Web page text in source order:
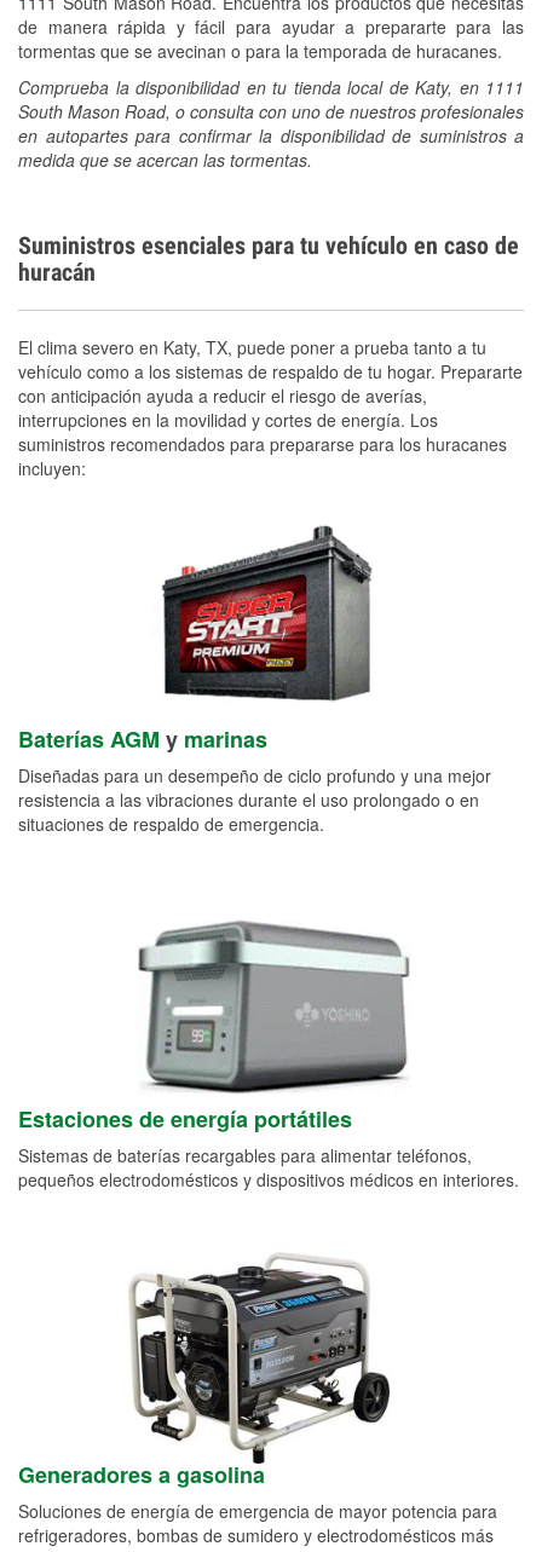
de manera rápida y fácil para ayudar a prepararte para las
tormentas que se avecinan o para la temporada de huracanes.
Comprueba la disponibilidad en tu tienda local de Katy, en 1111
South Mason Road, o consulta con uno de nuestros profesionales
en autopartes para confirmar la disponibilidad de suministros a
medida que se acercan las tormentas.
Suministros esenciales para tu vehículo en caso de
huracán
El clima severo en Katy, TX, puede poner a prueba tanto a tu
vehículo como a los sistemas de respaldo de tu hogar. Prepararte
con anticipación ayuda a reducir el riesgo de averías,
interrupciones en la movilidad y cortes de energía. Los
suministros recomendados para prepararse para los huracanes
incluyen:
Baterías AGM y marinas
Diseñadas para un desempeño de ciclo profundo y una mejor
resistencia a las vibraciones durante el uso prolongado o en
situaciones de respaldo de emergencia.
Estaciones de energía portátiles
Sistemas de baterías recargables para alimentar teléfonos,
pequeños electrodomésticos y dispositivos médicos en interiores.
Generadores a gasolina
Soluciones de energía de emergencia de mayor potencia para
refrigeradores, bombas de sumidero y electrodomésticos más